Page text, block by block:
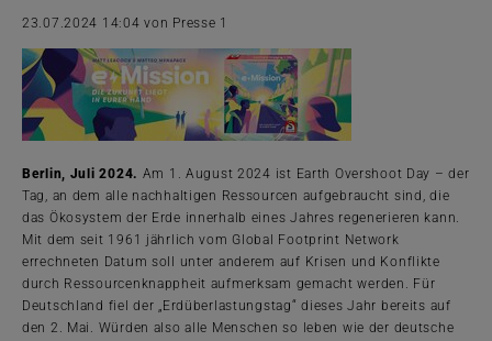
23.07.2024 14:04 von Presse 1
Berlin, Juli 2024. Am 1. August 2024 ist Earth Overshoot Day – der
Tag, an dem alle nachhaltigen Ressourcen aufgebraucht sind, die
das Ökosystem der Erde innerhalb eines Jahres regenerieren kann.
Mit dem seit 1961 jährlich vom Global Footprint Network
errechneten Datum soll unter anderem auf Krisen und Konflikte
durch Ressourcenknappheit aufmerksam gemacht werden. Für
Deutschland fiel der „Erdüberlastungstag“ dieses Jahr bereits auf
den 2. Mai. Würden also alle Menschen so leben wie der deutsche